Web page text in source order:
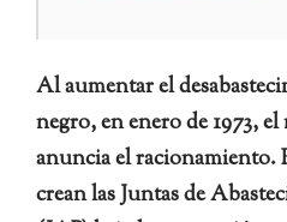
Al aumentar el
negro, en enero de 1973,
anuncia el racionamiento.
crean las Juntas de